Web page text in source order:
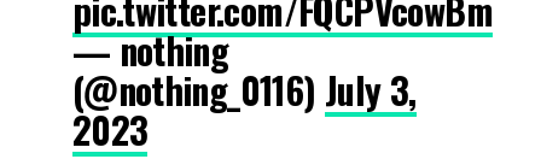
— nothing
(@nothing_0116) July 3,
2023